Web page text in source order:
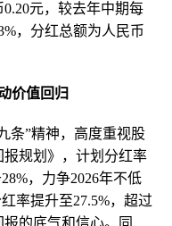
元，较去年中期每
，分红总额为人民币
价值回归
条”精神，高度重视股
规划》，计划分红率
，力争2026年不低
率提升至27.5%，超过
的底气和信心。同